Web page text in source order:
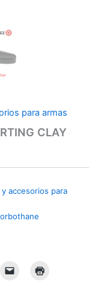
para armas
CLAY
y accesorios para